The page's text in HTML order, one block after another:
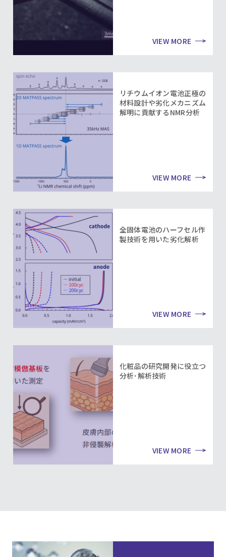
VIEW MORE
リチウムイオン電池正極の
材料設計や劣化メカニズム
解明に貢献するNMR分析
VIEW MORE
全固体電池のハーフセル作
製技術を用いた劣化解析
VIEW MORE
化粧品の研究開発に役立つ
分析･解析技術
VIEW MORE